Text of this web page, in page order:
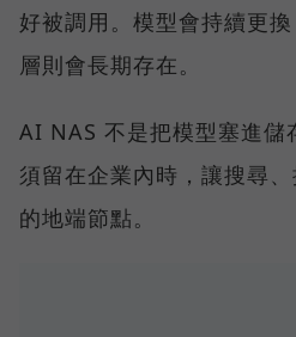
好被調用。模型會持續更
層則會長期存在。
AI NAS 不是把模型塞進儲
須留在企業內時，讓搜尋
的地端節點。